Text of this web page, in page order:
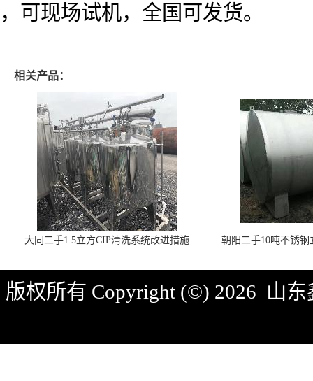
，可现场试机，全国可发货。
相关产品：
大同二手1.5立方CIP清洗系统改进措施 朝阳二手10吨不锈
版权所有 Copyright (©) 2026 山